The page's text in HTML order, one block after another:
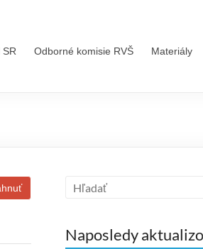
SR Odborné komisie RVŠ Materiály
Naposledy